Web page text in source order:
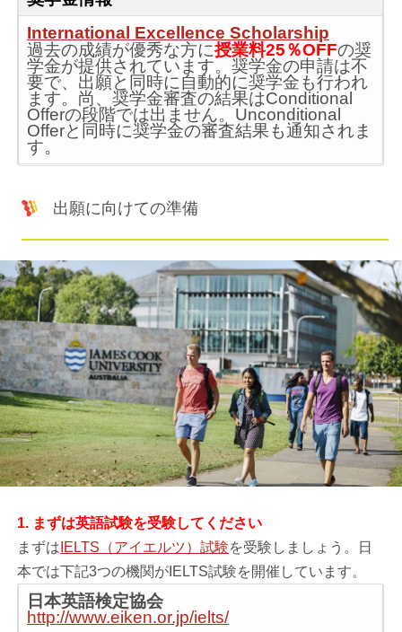
International Excellence Scholarship
過去の成績が優秀な方に授業料25％OFFの奨
学金が提供されています。奨学金の申請は不
要で、出願と同時に自動的に奨学金も行われ
ます。尚、奨学金審査の結果はConditional
Offerの段階では出ません。Unconditional
Offerと同時に奨学金の審査結果も通知されま
す。
出願に向けての準備
1. まずは英語試験を受験してください
まずは IELTS（アイエルツ）試験を受験しましょう。日
本では下記3つの機関がIELTS試験を開催しています。
日本英語検定協会
http://www.eiken.or.jp/ielts/